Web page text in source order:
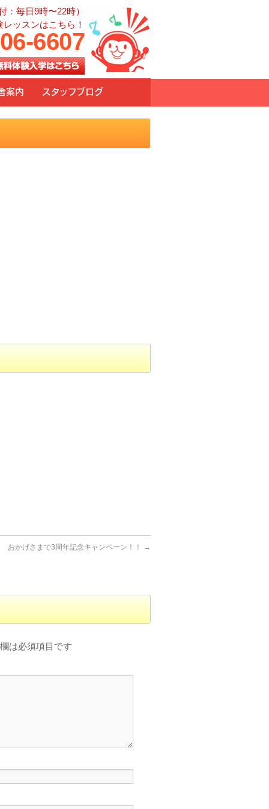
：毎日9時〜22時）
ッスンはこちら！
6607
案内 スタッフブログ
おかげさまで3周年記念キャンペーン！！ →
は必須項目です